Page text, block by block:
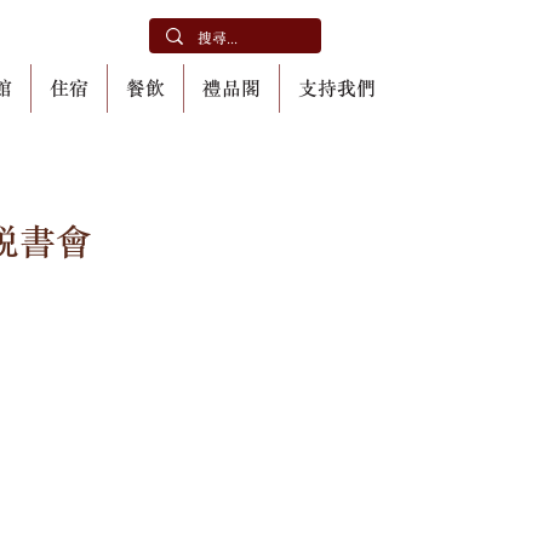
住宿 餐飲 禮品閣 支持我們
書會